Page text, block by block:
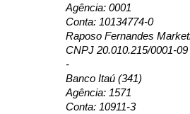
Agência: 0001
Conta: 10134774-0
Raposo Fernandes
CNPJ 20.010.215/0001-09
-
Banco Itaú (341)
Agência: 1571
Conta: 10911-3